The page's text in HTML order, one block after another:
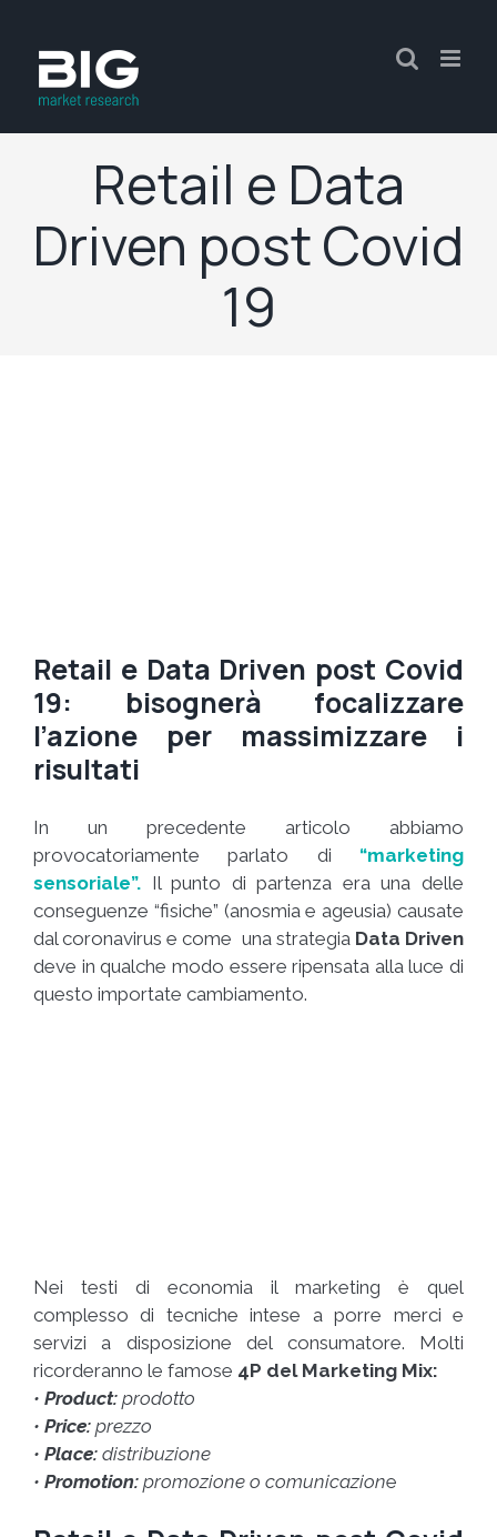
Retail e Data
Driven post Covid
19
Retail e Data Driven post Covid
19: bisognerà focalizzare
l’azione per massimizzare i
risultati
In un precedente articolo abbiamo
provocatoriamente parlato di “marketing
sensoriale”. Il punto di partenza era una delle
conseguenze “fisiche” (anosmia e ageusia) causate
dal coronavirus e come una strategia Data Driven
deve in qualche modo essere ripensata alla luce di
questo importate cambiamento.
Nei testi di economia il marketing è quel
complesso di tecniche intese a porre merci e
servizi a disposizione del consumatore. Molti
ricorderanno le famose 4P del Marketing Mix:
• Product: prodotto
• Price: prezzo
• Place: distribuzione
• Promotion: promozione o comunicazione